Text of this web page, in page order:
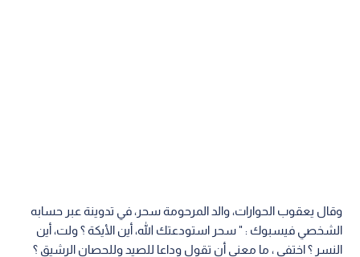
وقال يعقوب الحوارات، والد المرحومة سحر، في تدوينة عبر حسابه
الشخصي فيسبوك : " سحر استودعتك الله، أين الأيكة ؟ ولت، أين
النسر ؟ اختفى ، ما معنى أن تقول وداعا للصيد وللحصان الرشيق ؟